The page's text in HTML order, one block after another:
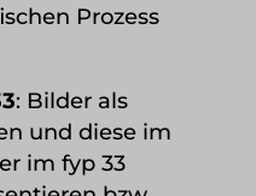
Prozess
: Bilder als
und diese im
im fyp 33